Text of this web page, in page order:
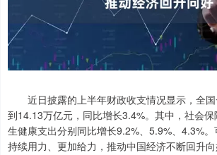
近日披露的上半年财政收支情况显示，全国
到14.13万亿元，同比增长3.4%。其中，社会
生健康支出分别同比增长9.2%、5.9%、4.3%
持续用力、更加给力，推动中国经济不断回升向